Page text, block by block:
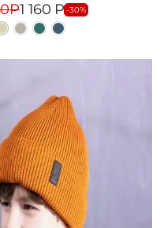
Р1 160 Р -30%